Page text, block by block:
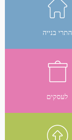
התרי בנייה
לעסקים